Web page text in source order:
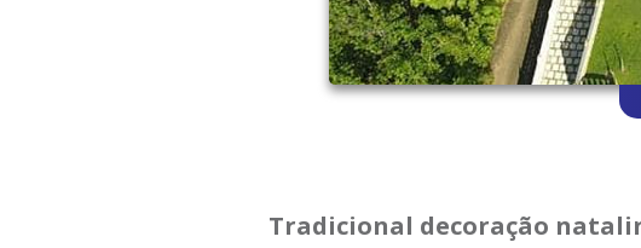
Tradicional decoração